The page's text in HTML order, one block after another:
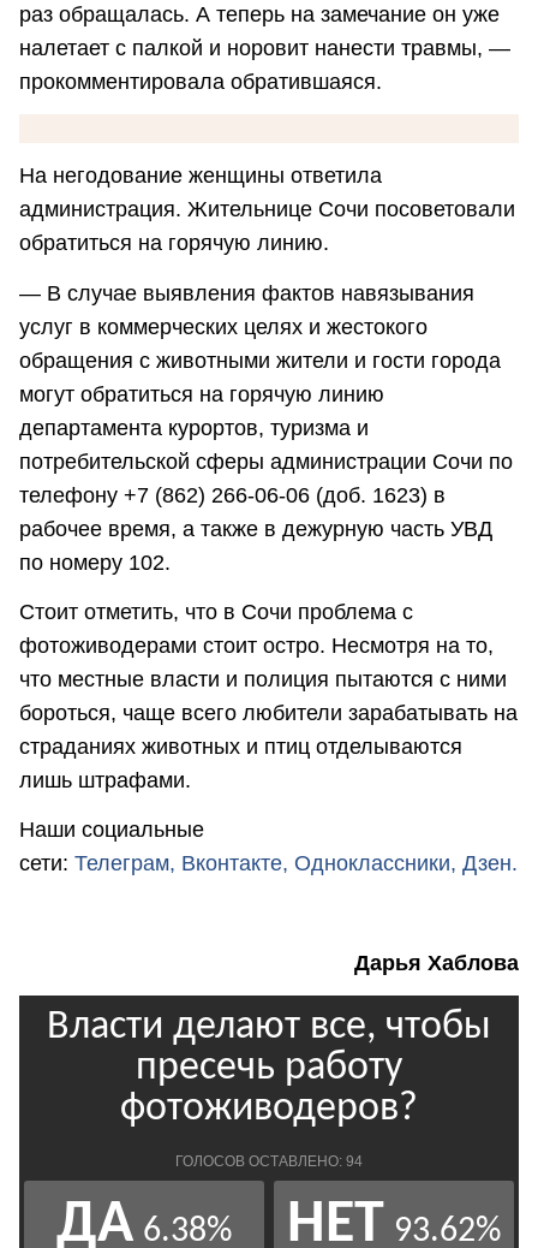
раз обращалась. А теперь на замечание он уже
налетает с палкой и норовит нанести травмы, —
прокомментировала обратившаяся.
На негодование женщины ответила
администрация. Жительнице Сочи посоветовали
обратиться на горячую линию.
— В случае выявления фактов навязывания
услуг в коммерческих целях и жестокого
обращения с животными жители и гости города
могут обратиться на горячую линию
департамента курортов, туризма и
потребительской сферы администрации Сочи по
телефону +7 (862) 266-06-06 (доб. 1623) в
рабочее время, а также в дежурную часть УВД
по номеру 102.
Стоит отметить, что в Сочи проблема с
фотоживодерами стоит остро. Несмотря на то,
что местные власти и полиция пытаются с ними
бороться, чаще всего любители зарабатывать на
страданиях животных и птиц отделываются
лишь штрафами.
Наши социальные
сети: Телеграм, Вконтакте, Одноклассники, Дзен.
Дарья Хаблова